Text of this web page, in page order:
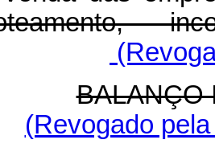
BALANÇO
(Revogado